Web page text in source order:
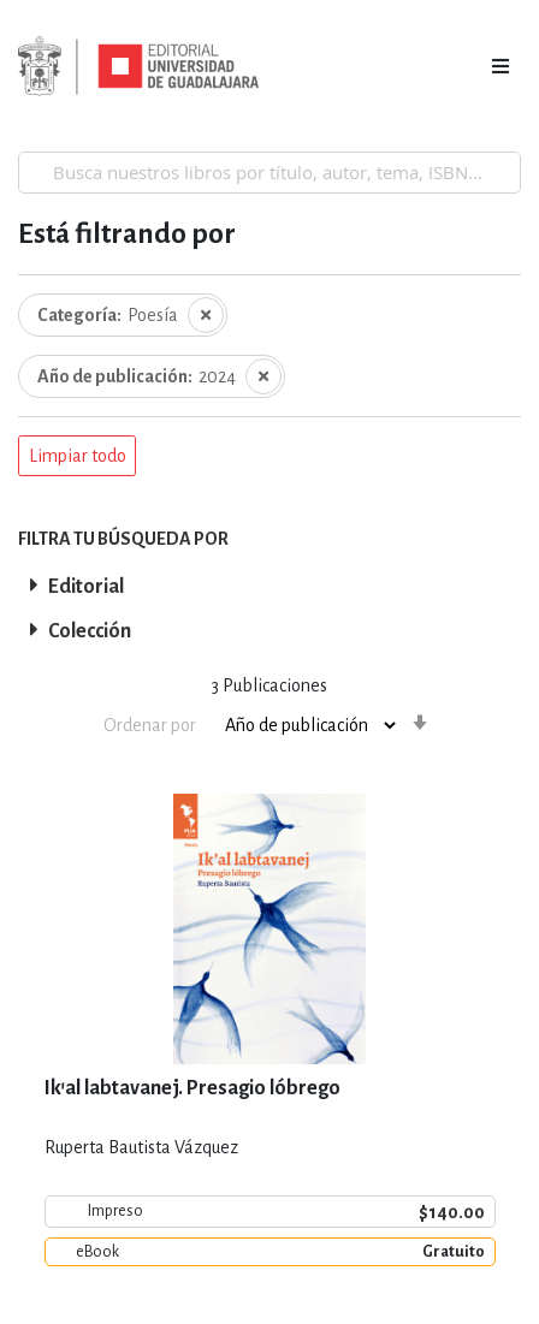
3 Publicaciones
Ordenar por
Ik'al labtavanej. Presagio lóbrego
Ruperta Bautista Vázquez
Impreso $140.00
eBook Gratuito
Está filtrando por
Categoría Poesía
Año de publicación 2024
Limpiar todo
FILTRA TU BÚSQUEDA POR
Editorial
Colección